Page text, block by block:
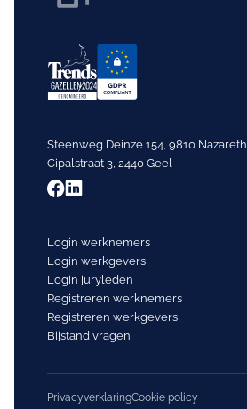
Steenweg Deinze 154, 9810 Nazareth
Cipalstraat 3, 2440 Geel
Login werknemers
Login werkgevers
Login juryleden
Registreren werknemers
Registreren werkgevers
Bijstand vragen
PrivacyverklaringCookie policy